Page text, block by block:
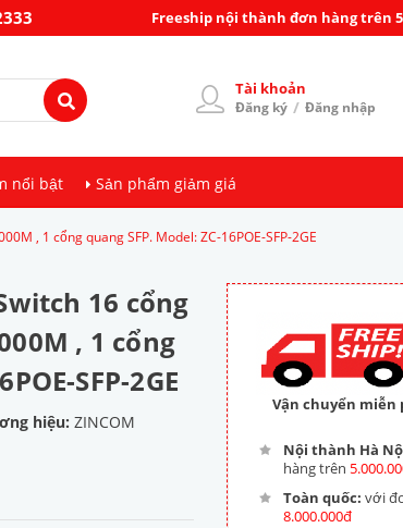
Freeship nội thành đơn hàng trên
Tài khoản
Đăng ký / Đăng nhập
nổi bật Sản phẩm giảm giá
, 1 cổng quang SFP. Model: ZC-16POE-SFP-2GE
16 cổng
, 1 cổng
SFP-2GE
hiệu: ZINCOM
Vận chuyển miễn
Nội thành Hà
hàng trên
Toàn quốc: với
8.000.000đ